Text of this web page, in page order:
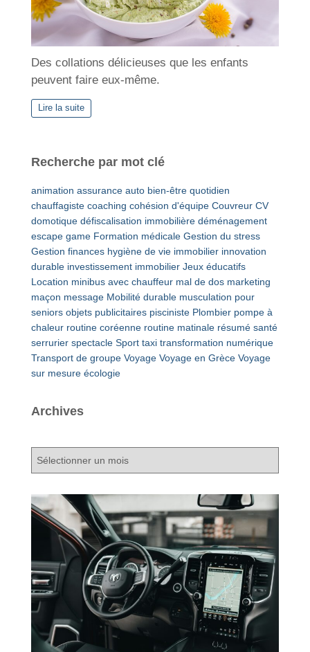
Des collations délicieuses que les enfants
peuvent faire eux-même.
Lire la suite
Recherche par mot clé
animation assurance auto bien-être quotidien
chauffagiste coaching cohésion d'équipe Couvreur CV
domotique défiscalisation immobilière déménagement
escape game Formation médicale Gestion du stress
Gestion finances hygiène de vie immobilier innovation
durable investissement immobilier Jeux éducatifs
Location minibus avec chauffeur mal de dos marketing
maçon message Mobilité durable musculation pour
seniors objets publicitaires pisciniste Plombier pompe à
chaleur routine coréenne routine matinale résumé santé
serrurier spectacle Sport taxi transformation numérique
Transport de groupe Voyage Voyage en Grèce Voyage
sur mesure écologie
Archives
A
c
i
v